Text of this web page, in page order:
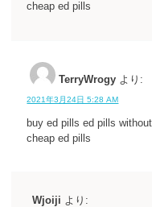
cheap ed pills
TerryWrogy より:
2021年3月24日 5:28 AM
buy ed pills ed pills
cheap ed pills
Wjoiji より: